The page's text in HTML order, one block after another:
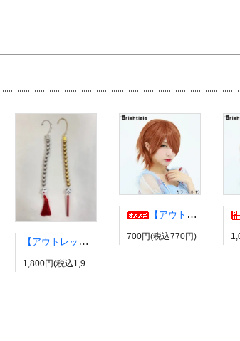
【アウトレット】有栖川帝統イヤーカフ ヒプノシスマイク風 ダイス だいす ヒプマイ
1,800円(税込1,980円)
【アウトレット】コスプレウィッグ ブライトララ【展示品】
700円(税込770円)